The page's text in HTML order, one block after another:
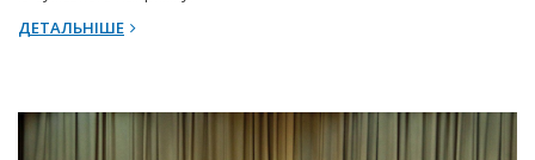
ДЕТАЛЬНІШЕ